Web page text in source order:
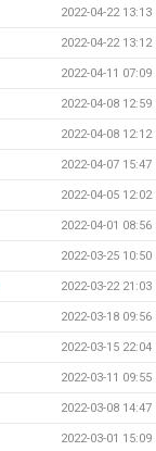
2022-04-22 13:13
2022-04-22 13:12
2022-04-11 07:09
2022-04-08 12:59
2022-04-08 12:12
2022-04-07 15:47
2022-04-05 12:02
2022-04-01 08:56
2022-03-25 10:50
2022-03-22 21:03
2022-03-18 09:56
2022-03-15 22:04
2022-03-11 09:55
2022-03-08 14:47
2022-03-01 15:09